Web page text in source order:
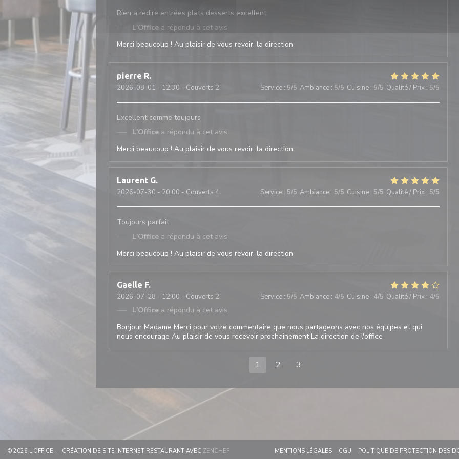
Rien a redire entrées plats desserts excellent
L'Office a répondu à cet avis
Merci beaucoup ! Au plaisir de vous revoir, la direction
pierre R
2026-08-01 - 12:30 - Couverts 2 Service : 5/5 Ambiance : 5/5 Cuisine : 5/5 Qualité / Prix : 5/5
Excellent comme toujours
L'Office a répondu à cet avis
Merci beaucoup ! Au plaisir de vous revoir, la direction
Laurent G
2026-07-30 - 20:00 - Couverts 4 Service : 5/5 Ambiance : 5/5 Cuisine : 5/5 Qualité / Prix : 5/5
Toujours parfait
L'Office a répondu à cet avis
Merci beaucoup ! Au plaisir de vous revoir, la direction
Gaelle F
2026-07-28 - 12:00 - Couverts 2 Service : 5/5 Ambiance : 4/5 Cuisine : 4/5 Qualité / Prix : 4/5
L'Office a répondu à cet avis
Bonjour Madame Merci pour votre commentaire que nous partageons avec nos équipes et qui
nous encourage Au plaisir de vous recevoir prochainement La direction de l'office
1 2 3
© 2026 L'OFFICE — CRÉATION DE SITE INTERNET RESTAURANT AVEC ZENCHEF((OUVRE UNE NOUVELLE FENÊTRE))
MENTIONS LÉGALES((OUVRE UNE NOUVELLE FENÊTRE))
CGU ((OUVRE UNE NOUVELLE FENÊTRE))
POLITIQUE DE PROTECTION DES